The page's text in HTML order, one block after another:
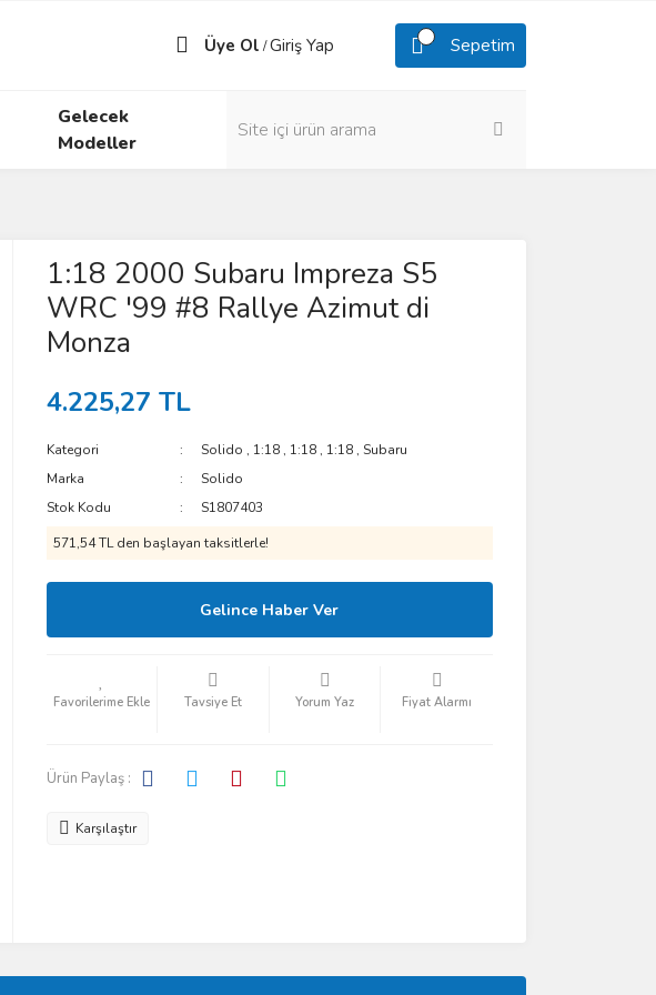
Üye Ol /Giriş Yap Sepetim
Gelecek
Modeller
1:18 2000 Subaru Impreza S5
WRC '99 #8 Rallye Azimut di
Monza
4.225,27 TL
Kategori Solido , 1:18 , 1:18 , 1:18 ,Subaru
Marka
Solido
Stok Kodu
S1807403
571,54 TL den başlayan taksitlerle!
Gelince Haber Ver
Tavsiye Et Yorum Yaz Fiyat Alarmı
Ürün Paylaş :
Karşılaştır